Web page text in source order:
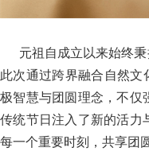
元祖自成立以来始终
此次通过跨界融合自然文
极智慧与团圆理念，不仅
传统节日注入了新的活力
每一个重要时刻，共享团